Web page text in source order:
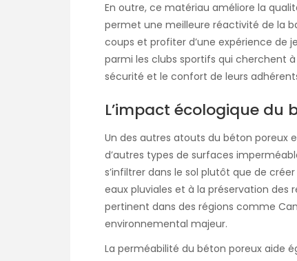
En outre, ce matériau améliore la
permet une meilleure réactivité de la
coups et profiter d’une expérience de
parmi les clubs sportifs qui cherchent
sécurité et le confort de leurs
L’impact écologique du
Un des autres atouts du béton poreux
d’autres types de surfaces
s’infiltrer dans le sol plutôt que de
eaux pluviales et à la préservation des
pertinent dans des régions comme
environnemental majeur.
La perméabilité du béton poreux aide